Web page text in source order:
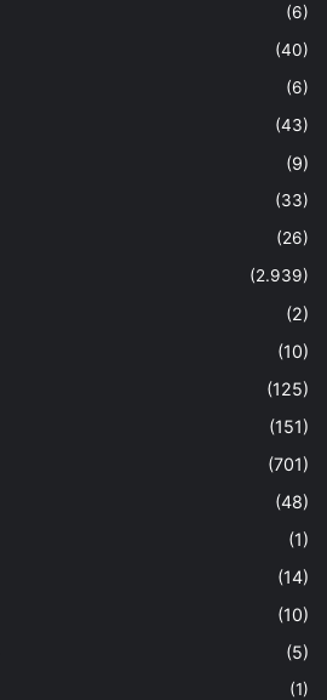
(6)
(40)
(6)
(43)
(9)
(33)
(26)
(2.939)
(2)
(10)
(125)
(151)
(701)
(48)
(1)
(14)
(10)
(5)
(1)